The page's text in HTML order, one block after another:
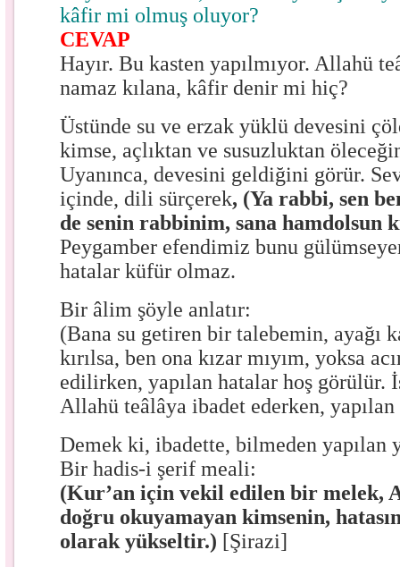
kâfir mi olmuş oluyor?
CEVAP
Hayır. Bu kasten yapılmıyor. Allahü
namaz kılana, kâfir denir mi hiç?
Üstünde su ve erzak yüklü devesini
kimse, açlıktan ve susuzluktan
Uyanınca, devesini geldiğini görür.
içinde, dili sürçerek, (Ya rabbi, sen
de senin rabbinim, sana hamdolsun
Peygamber efendimiz bunu
hatalar küfür olmaz.
Bir âlim şöyle anlatır:
(Bana su getiren bir talebemin, ayağı
kırılsa, ben ona kızar mıyım, yoksa
edilirken, yapılan hatalar hoş görülür.
Allahü teâlâya ibadet ederken,
Demek ki, ibadette, bilmeden yapılan
Bir hadis-i şerif meali:
(Kur’an için vekil edilen bir melek,
doğru okuyamayan kimsenin,
olarak yükseltir.) [Şirazi]